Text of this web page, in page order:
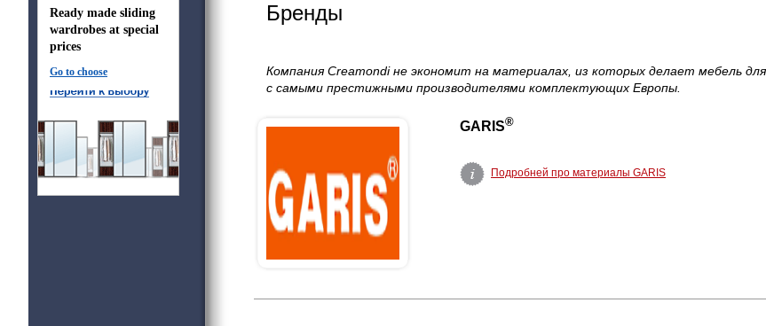
Ready made sliding
wardrobes at special
prices
Go to choose
Бренды
Компания Creamondi не экономит на материалах, из которых делает мебель
с самыми престижными производителями комплектующих Европы.
GARIS®
Подробней про материалы GARIS